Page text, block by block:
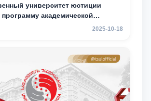
университет юстиции
академической
для студентов 2–3 курсов ТГЮУ
2025-10-18